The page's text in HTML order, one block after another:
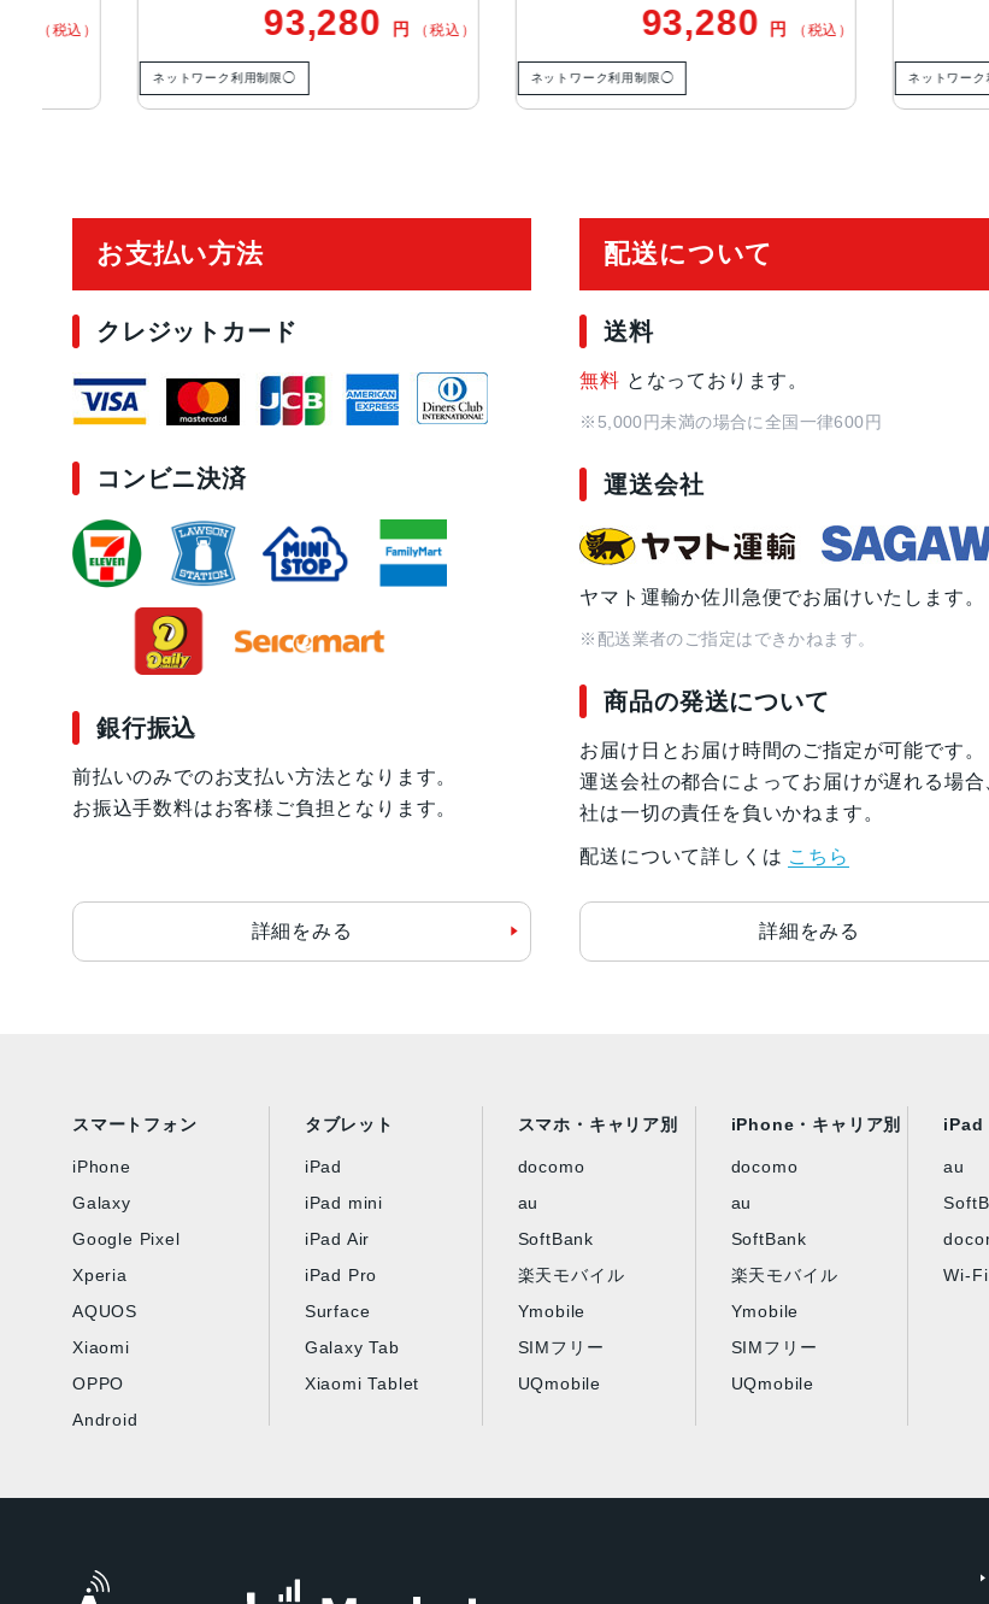
約1200万画素
バッテリー容量 4000mAh
93,280円 （税込）
ネットワーク利用制限◯
93,280円 （税込）
ネットワーク利用制限◯ ネットワーク利用制限◯
お支払い方法
クレジットカード
コンビニ決済
銀行振込
前払いのみでのお支払い方法となります。
お振込手数料はお客様ご負担となります。
詳細をみる
配送について
送料
無料 となっております。
※5,000円未満の場合に全国一律600円
運送会社
ヤマト運輸か佐川急便でお届けいたします。
※配送業者のご指定はできかねます。
商品の発送について
お届け日とお届け時間のご指定が可能です。
運送会社の都合によってお届けが遅れる場合
社は一切の責任を負いかねます。
配送について詳しくは こちら
詳細をみる
スマートフォン
iPhone
Galaxy
Google Pixel
Xperia
AQUOS
Xiaomi
OPPO
Android
タブレット
iPad
iPad mini
iPad Air
iPad Pro
Surface
Galaxy Tab
Xiaomi Tablet
スマホ・キャリア別
docomo
au
SoftBank
楽天モバイル
Ymobile
SIMフリー
UQmobile
iPhone・キャリア別
docomo
au
SoftBank
楽天モバイル
Ymobile
SIMフリー
UQmobile
iPad
au
Wi-Fi